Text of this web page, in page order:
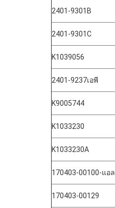
2401-9301B
2401-9301C
K1039056
2401-9237เอพี
K9005744
K1033230
K1033230A
170403-00100-แอล
170403-00129